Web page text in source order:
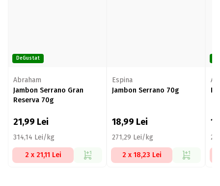
DeGustat
Abraham
Jambon Serrano Gran
Reserva 70g
21,99 Lei
314,14 Lei/kg
2 x 21,11 Lei
Espina
Jambon Serrano 70g
18,99 Lei
271,29 Lei/kg
2 x 18,23 Lei